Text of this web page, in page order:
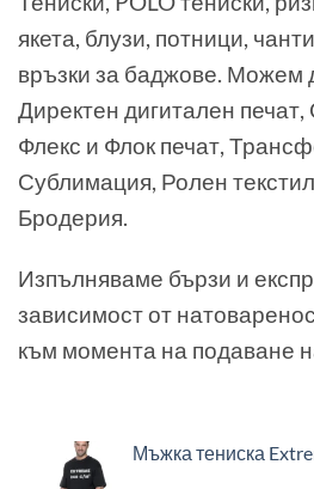
якета, блузи, потници,
връзки за баджове. Можем
Директен дигитален
Флекс и Флок печат,
Сублимация, Ролен
Бродерия.
Изпълняваме бързи и
зависимост от
към момента на подаване
Мъжка тениска